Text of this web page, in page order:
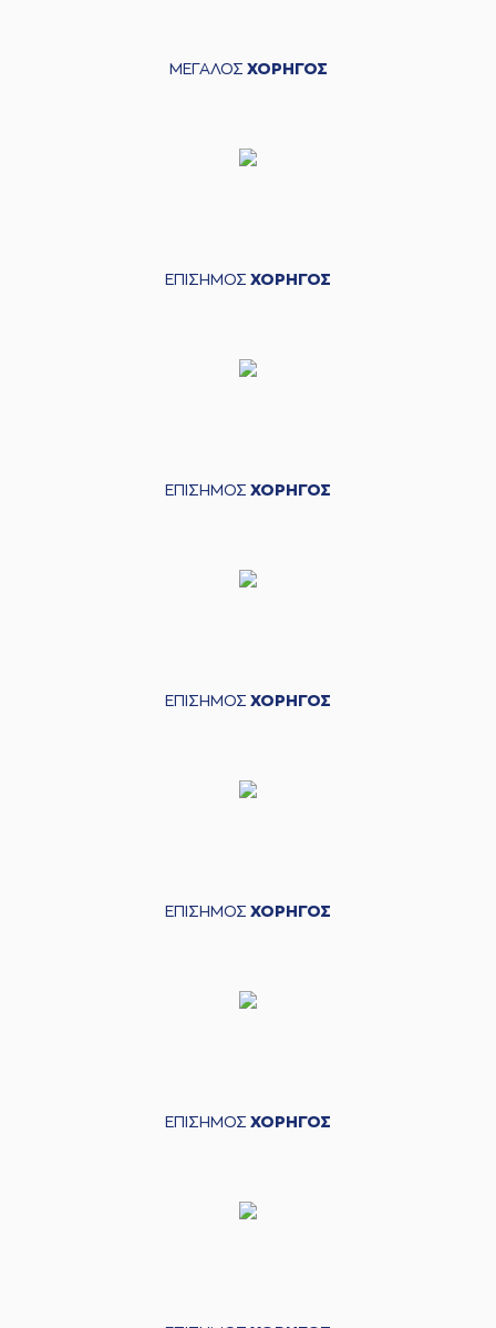
ΜΕΓΑΛΟΣ ΧΟΡΗΓΟΣ
ΕΠΙΣΗΜΟΣ ΧΟΡΗΓΟΣ
ΕΠΙΣΗΜΟΣ ΧΟΡΗΓΟΣ
ΕΠΙΣΗΜΟΣ ΧΟΡΗΓΟΣ
ΕΠΙΣΗΜΟΣ ΧΟΡΗΓΟΣ
ΕΠΙΣΗΜΟΣ ΧΟΡΗΓΟΣ